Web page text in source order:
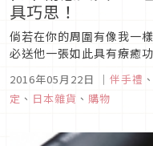
具巧思！
倘若在你的周圍有像我一
必送他一張如此具有療癒
都立川市）將於4月15日
『星空信封』。
2016年05月22日 ｜ 伴手禮 、
定 、 日本雜貨 、 購物